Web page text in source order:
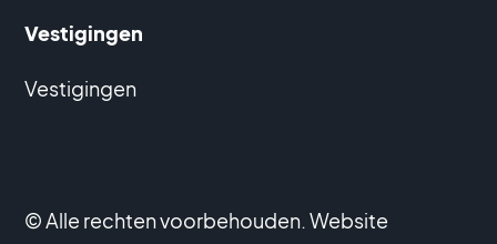
Vestigingen
Vestigingen
© Alle rechten voorbehouden. Website